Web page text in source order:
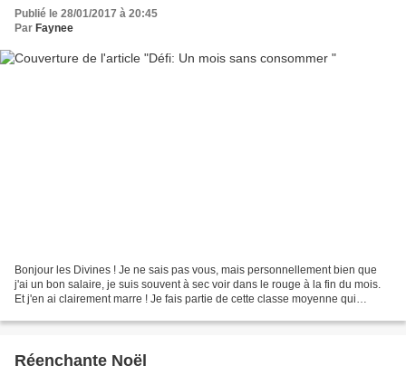
Publié le 28/01/2017 à 20:45
Par Faynee
Bonjour les Divines ! Je ne sais pas vous, mais personnellement bien que
j'ai un bon salaire, je suis souvent à sec voir dans le rouge à la fin du mois.
Et j'en ai clairement marre ! Je fais partie de cette classe moyenne qui
Réenchante Noël